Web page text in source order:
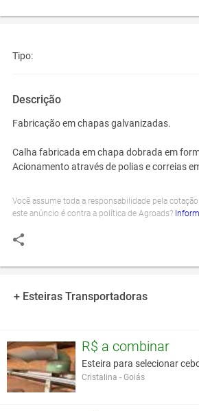
Tipo:
Descrição
Fabricação em chapas galvanizadas.
Calha fabricada em chapa dobrada em
Acionamento através de polias e correias
Você assume toda a responsabilidade pela
este anúncio é contra a política de Agroads?
+ Esteiras Transportadoras
R$ a combinar
Esteira para selecionar
Cristalina - Goiás